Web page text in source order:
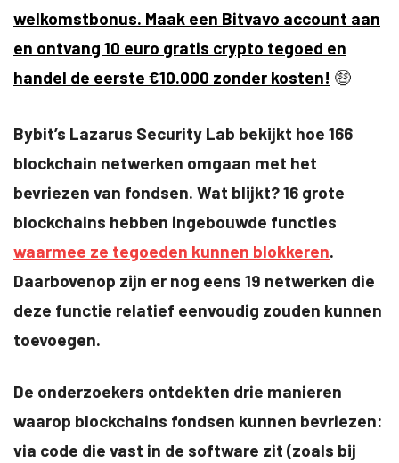
welkomstbonus. Maak een Bitvavo account aan
en ontvang 10 euro gratis crypto tegoed en
handel de eerste €10.000 zonder kosten! 🤑
Bybit’s Lazarus Security Lab bekijkt hoe 166
blockchain netwerken omgaan met het
bevriezen van fondsen. Wat blijkt? 16 grote
blockchains hebben ingebouwde functies
waarmee ze tegoeden kunnen blokkeren.
Daarbovenop zijn er nog eens 19 netwerken die
deze functie relatief eenvoudig zouden kunnen
toevoegen.
De onderzoekers ontdekten drie manieren
waarop blockchains fondsen kunnen bevriezen:
via code die vast in de software zit (zoals bij